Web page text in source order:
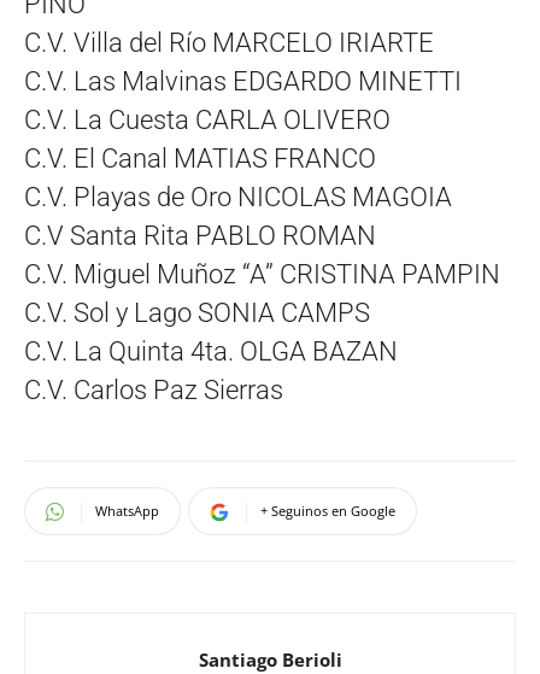
C.V. Villa del Río MARCELO IRIARTE
C.V. Las Malvinas EDGARDO MINETTI
C.V. La Cuesta CARLA OLIVERO
C.V. El Canal MATIAS FRANCO
C.V. Playas de Oro NICOLAS MAGOIA
C.V Santa Rita PABLO ROMAN
C.V. Miguel Muñoz “A” CRISTINA PAMPIN
C.V. Sol y Lago SONIA CAMPS
C.V. La Quinta 4ta. OLGA BAZAN
C.V. Carlos Paz Sierras
WhatsApp + Seguinos en Google
Santiago Berioli